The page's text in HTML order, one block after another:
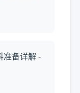
准备详解 -